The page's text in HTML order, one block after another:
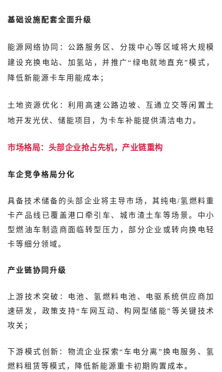
基础设施配套全面升级
能源网络协同：公路服务区、分拨中心等区域将大规模
建设充换电站、加氢站，并推广“绿电就地直充”模式，
降低新能源卡车用能成本；
土地资源 优化：利用高速公路边坡、互通立交等闲 置土
地开发光伏、储能项目，为卡车补能提供清洁电力。
市场格局：头部企业抢占先机，产业链重构
车企竞争格局分化
具备技术储备的头部企业将主导市场，其纯电/氢燃料重
卡产品线已覆盖港口牵引车、城市渣土车等场景。中小
型燃油车制造商面临转型压力，部分企业或转向换电轻
卡等细分领域。
产业链协同升级
上游技术突破：电池、氢燃料电池、电驱系统供应商加
速研发，政策支持“车网互动、构网型储能”等关键技术
攻关；
下游模式创新：物流企业探索“车电分离”换电服务、氢
燃料租赁等模式，降低新能源重卡初期购置成本。